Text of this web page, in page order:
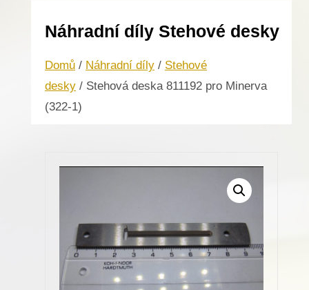
Náhradní díly Stehové desky
Domů / Náhradní díly / Stehové
desky / Stehová deska 811192 pro Minerva
(322-1)